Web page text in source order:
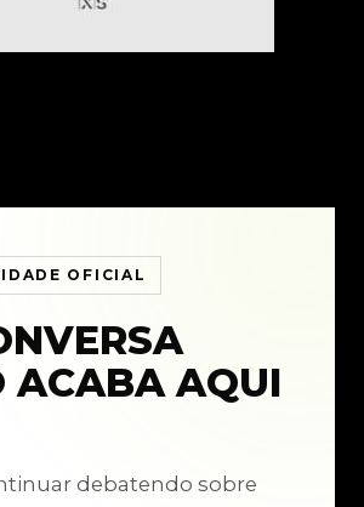
OFICIAL
ACABA AQUI
debatendo sobre